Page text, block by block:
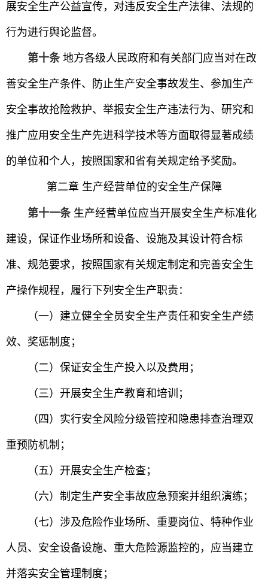
展安全生产公益宣传，对违反安全生产法律、法规的
行为进行舆论监督。
第十条 地方各级人民政府和有关部门应当对在改
善安全生产条件、防止生产安全事故发生、参加生产
安全事故抢险救护、举报安全生产违法行为、研究和
推广应用安全生产先进科学技术等方面取得显著成绩
的单位和个人，按照国家和省有关规定给予奖励。
第二章 生产经营单位的安全生产保障
第十一条 生产经营单位应当开展安全生产标准化
建设，保证作业场所和设备、设施及其设计符合标
准、规范要求，按照国家有关规定制定和完善安全生
产操作规程，履行下列安全生产职责：
（一）建立健全全员安全生产责任和安全生产绩
效、奖惩制度；
（二）保证安全生产投入以及费用；
（三）开展安全生产教育和培训；
（四）实行安全风险分级管控和隐患排查治理双
重预防机制；
（五）开展安全生产检查；
（六）制定生产安全事故应急预案并组织演练；
（七）涉及危险作业场所、重要岗位、特种作业
人员、安全设备设施、重大危险源监控的，应当建立
并落实安全管理制度；